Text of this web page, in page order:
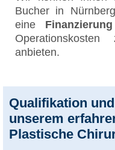
Bucher in
eine
anbieten.
Qualifikation
unserem
Plastische